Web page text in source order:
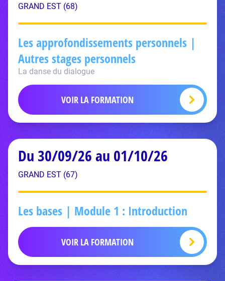
GRAND EST (68)
Les approfondissements personnels |
Autres stages personnels
La danse du dialogue
VOIR LA FORMATION
Du 30/09/26 au 01/10/26
GRAND EST (67)
Les bases | Module 1 : Introduction
VOIR LA FORMATION